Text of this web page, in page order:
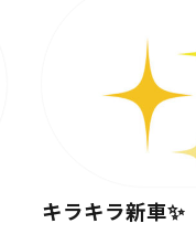
キラキラ新車✨